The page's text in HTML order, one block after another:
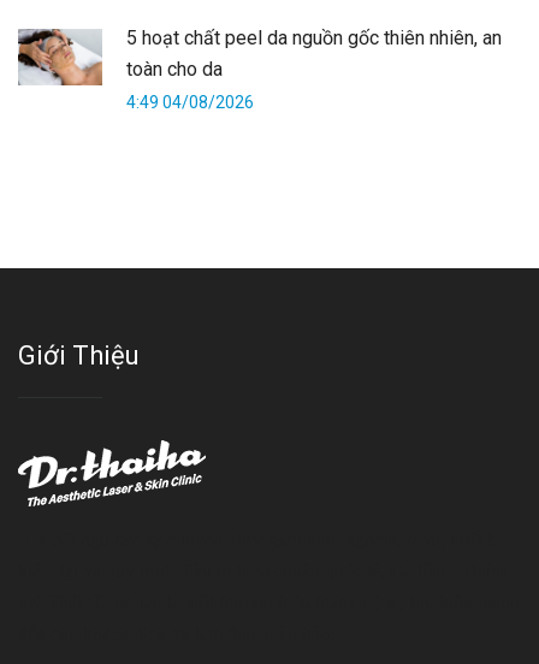
5 hoạt chất peel da nguồn gốc thiên nhiên, an
toàn cho da
4:49 04/08/2026
Giới Thiệu